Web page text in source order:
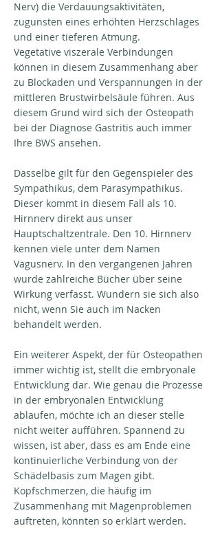
Nerv) die Verdauungsaktivitäten,
zugunsten eines erhöhten Herzschlages
und einer tieferen Atmung.
Vegetative viszerale Verbindungen
können in diesem Zusammenhang aber
zu Blockaden und Verspannungen in der
mittleren Brustwirbelsäule führen. Aus
diesem Grund wird sich der Osteopath
bei der Diagnose Gastritis auch immer
Ihre BWS ansehen.
Dasselbe gilt für den Gegenspieler des
Sympathikus, dem Parasympathikus.
Dieser kommt in diesem Fall als 10.
Hirnnerv direkt aus unser
Hauptschaltzentrale. Den 10. Hirnnerv
kennen viele unter dem Namen
Vagusnerv. In den vergangenen Jahren
wurde zahlreiche Bücher über seine
Wirkung verfasst. Wundern sie sich also
nicht, wenn Sie auch im Nacken
behandelt werden.
Ein weiterer Aspekt, der für Osteopathen
immer wichtig ist, stellt die embryonale
Entwicklung dar. Wie genau die Prozesse
in der embryonalen Entwicklung
ablaufen, möchte ich an dieser stelle
nicht weiter aufführen. Spannend zu
wissen, ist aber, dass es am Ende eine
kontinuierliche Verbindung von der
Schädelbasis zum Magen gibt.
Kopfschmerzen, die häufig im
Zusammenhang mit Magenproblemen
auftreten, könnten so erklärt werden.